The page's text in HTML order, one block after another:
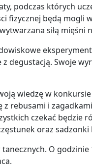
podczas których
fizycznej będą mogli
siłą mięśni
z degustacją. Swoje
wiedzę w
rebusami i
czekać będzie
oraz sadzonki
O